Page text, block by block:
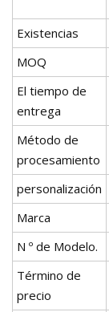
Existencias
MOQ
El tiempo de
entrega
Método de
procesamiento
personalización
Marca
N º de Modelo.
Término de
precio